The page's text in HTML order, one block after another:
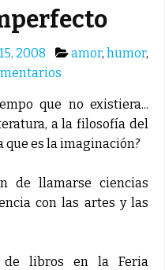
2008 amor, humor,
que no existiera...
a la filosofía del
es la imaginación?
de llamarse ciencias
con las artes y las
de libros en la Feria